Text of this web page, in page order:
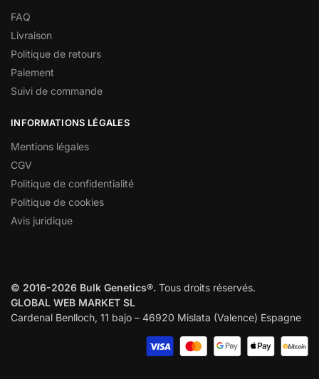
FAQ
Livraison
Politique de retours
Paiement
Suivi de commande
INFORMATIONS LÉGALES
Mentions légales
CGV
Politique de confidentialité
Politique de cookies
Avis juridique
© 2016-2026 Bulk Genetics®. Tous droits réservés.
GLOBAL WEB MARKET SL
Cardenal Benlloch, 11 bajo – 46920 Mislata (Valence) Espagne